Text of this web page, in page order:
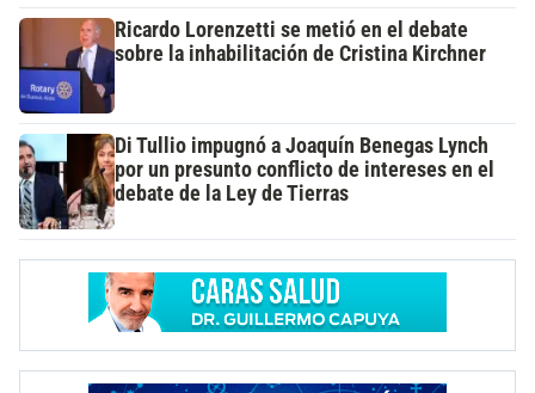
Ricardo Lorenzetti se metió en el debate
sobre la inhabilitación de Cristina Kirchner
Di Tullio impugnó a Joaquín Benegas Lynch
por un presunto conflicto de intereses en el
debate de la Ley de Tierras